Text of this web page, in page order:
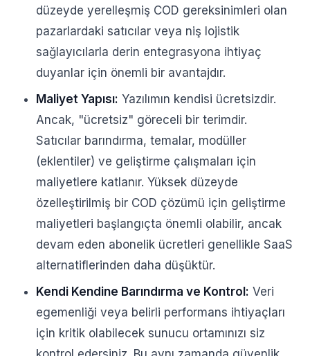
düzeyde yerelleşmiş COD gereksinimleri olan
pazarlardaki satıcılar veya niş lojistik
sağlayıcılarla derin entegrasyona ihtiyaç
duyanlar için önemli bir avantajdır.
Maliyet Yapısı: Yazılımın kendisi ücretsizdir.
Ancak, "ücretsiz" göreceli bir terimdir.
Satıcılar barındırma, temalar, modüller
(eklentiler) ve geliştirme çalışmaları için
maliyetlere katlanır. Yüksek düzeyde
özelleştirilmiş bir COD çözümü için geliştirme
maliyetleri başlangıçta önemli olabilir, ancak
devam eden abonelik ücretleri genellikle SaaS
alternatiflerinden daha düşüktür.
Kendi Kendine Barındırma ve Kontrol: Veri
egemenliği veya belirli performans ihtiyaçları
için kritik olabilecek sunucu ortamınızı siz